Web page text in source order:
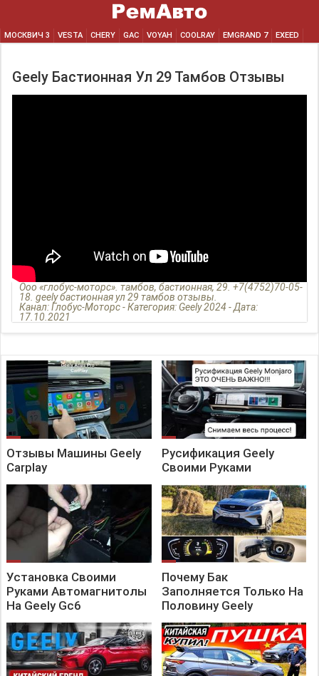
МОСКВИЧ 3 VESTA CHERY GAC VOYAH COOLRAY EMGRAND 7 EXEED
Geely Бастионная Ул 29 Тамбов Отзывы
Ооо «глобус-моторс». тамбов, бастионная, 29. +7(4752)70-05-
18. geely бастионная ул 29 тамбов отзывы.
Канал: Глобус-Моторс - Категория: Geely 2024 - Дата:
17.10.2021
Отзывы Машины Geely
Carplay
Русификация Geely
Своими Руками
Установка Своими
Руками Автомагнитолы
На Geely Gc6
Почему Бак
Заполняется Только На
Половину Geely